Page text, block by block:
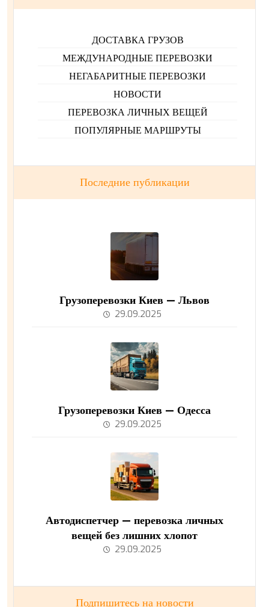
ДОСТАВКА ГРУЗОВ
МЕЖДУНАРОДНЫЕ ПЕРЕВОЗКИ
НЕГАБАРИТНЫЕ ПЕРЕВОЗКИ
НОВОСТИ
ПЕРЕВОЗКА ЛИЧНЫХ ВЕЩЕЙ
ПОПУЛЯРНЫЕ МАРШРУТЫ
Последние публикации
Грузоперевозки Киев — Львов
29.09.2025
Грузоперевозки Киев — Одесса
29.09.2025
Автодиспетчер — перевозка личных
вещей без лишних хлопот
29.09.2025
Подпишитесь на новости